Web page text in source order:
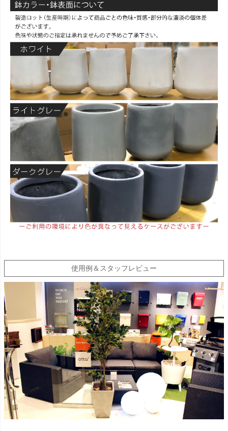
使用例＆スタッフレビュー